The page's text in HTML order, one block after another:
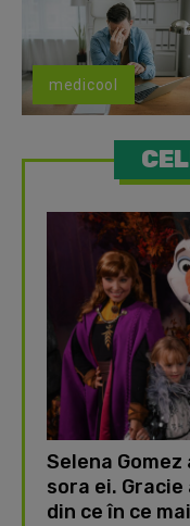
medicool
Selena
sora ei.
din ce în ce